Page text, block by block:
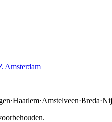
Amsterdam
·Haarlem·Amstelveen·Breda·